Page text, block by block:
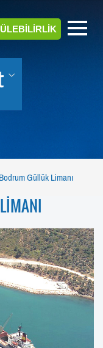
Bodrum Güllük Limanı